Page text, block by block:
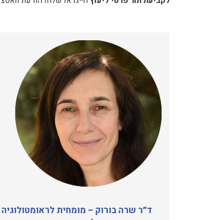
ד״ר שרה בורוק – מומחית לראומטולוגיה